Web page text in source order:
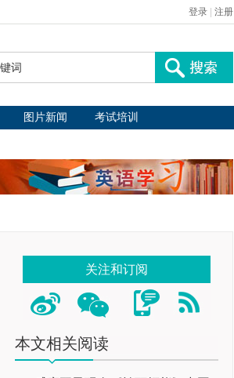
登录 注册
图片新闻 考试培训
关注和订阅
本文相关阅读